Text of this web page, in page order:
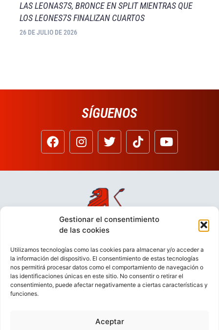
Gestionar el consentimiento
de las cookies
Utilizamos tecnologías como las cookies para almacenar y/o acceder a
la información del dispositivo. El consentimiento de estas tecnologías
nos permitirá procesar datos como el comportamiento de navegación o
las identificaciones únicas en este sitio. No consentir o retirar el
consentimiento, puede afectar negativamente a ciertas características y
funciones.
Aceptar
LAS LEONAS7S, BRONCE EN SPLIT MIENTRAS QUE
LOS LEONES7S FINALIZAN CUARTOS
26 DE JULIO DE 2026
SÍGUENOS